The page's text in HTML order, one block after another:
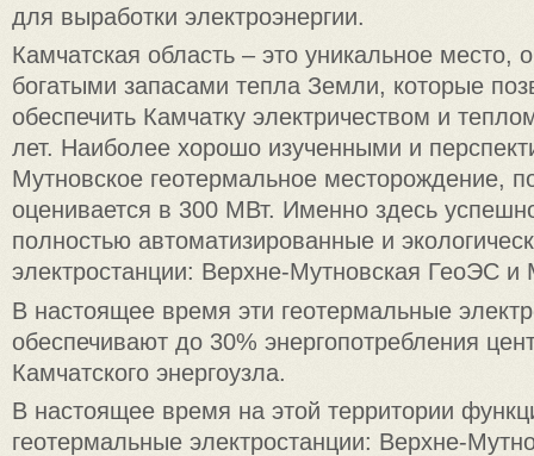
для выработки электроэнергии.
Камчатская область – это уникальное место,
богатыми запасами тепла Земли, которые
обеспечить Камчатку электричеством и
лет. Наиболее хорошо изученными и
Мутновское геотермальное месторождение,
оценивается в 300 МВт. Именно здесь
полностью автоматизированные и
электростанции: Верхне-Мутновская ГеоЭС
В настоящее время эти геотермальные
обеспечивают до 30% энергопотребления
Камчатского энергоузла.
В настоящее время на этой территории
геотермальные электростанции: Верхне-